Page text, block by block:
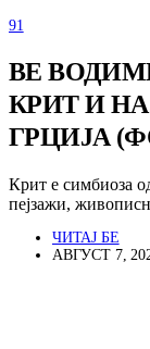
91
ВЕ
КРИТ И
ГРЦИЈА
Крит е симбиоза
пејзажи,
ЧИТАЈ БЕ
АВГУСТ 7,